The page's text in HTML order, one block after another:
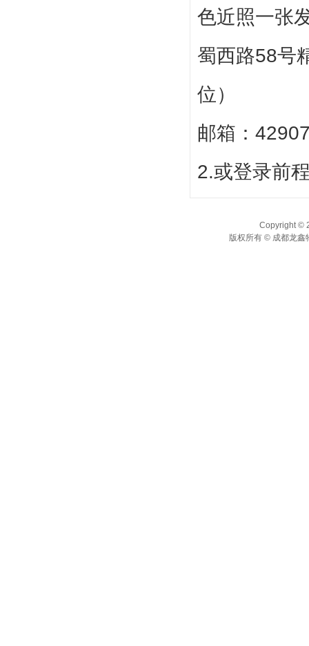
色近照一张
蜀西路58号
位）
邮箱：
2.或登录前
Copyright ©
版权所有 © 成都龙